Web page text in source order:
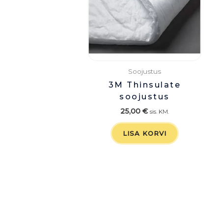
Soojustus
3M Thinsulate
soojustus
25,00€ sis. KM.
LISA KORVI